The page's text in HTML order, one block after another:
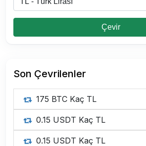
Çevir
Son Çevrilenler
175 BTC Kaç TL
0.15 USDT Kaç TL
0.15 USDT Kaç TL